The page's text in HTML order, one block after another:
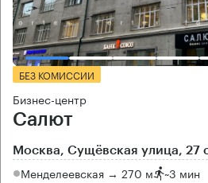
БЕЗ КОМИССИИ
Бизнес-центр
Салют
Москва, Сущёвская улица, 27
Менделеевская → 270 м ~3 мин